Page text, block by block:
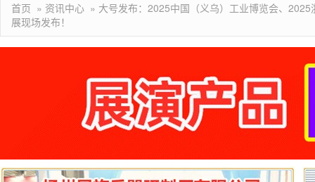
首页 » 资讯中心 » 大号发布：2025中国（义乌）工业博览会、
展现场发布！